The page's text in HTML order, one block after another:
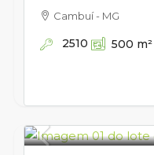
Cambuí - MG
2510 500 m²